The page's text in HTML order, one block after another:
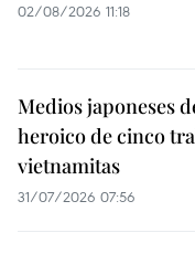
02/08/2026 11:18
Medios japoneses
heroico de cinco
vietnamitas
31/07/2026 07:56